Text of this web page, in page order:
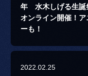
年 水木しげる生誕
オンライン開催！
ーも！
2022.02.25